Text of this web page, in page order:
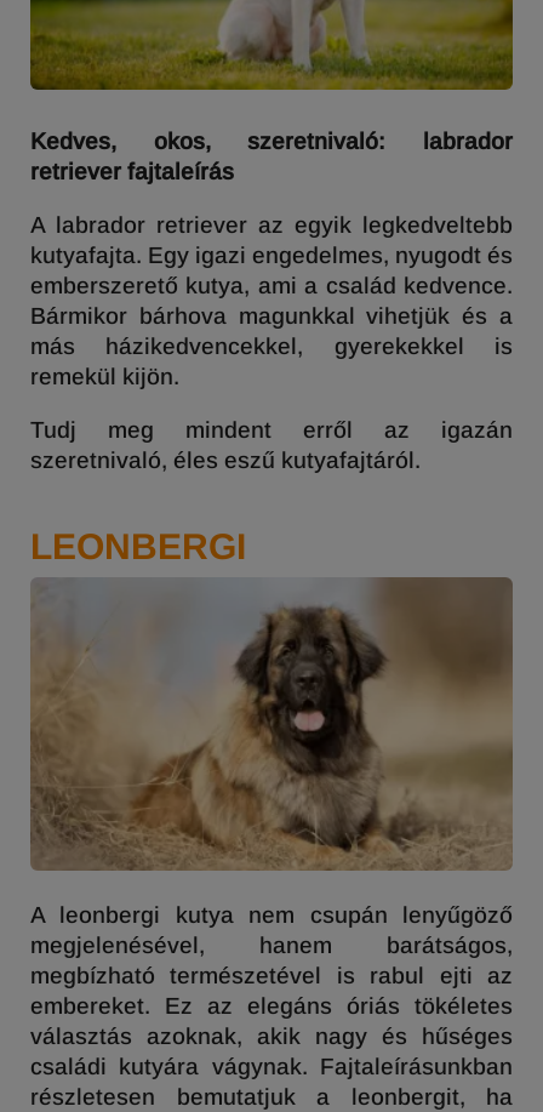
Kedves, okos, szeretnivaló: labrador
retriever fajtaleírás
A labrador retriever az egyik legkedveltebb
kutyafajta. Egy igazi engedelmes, nyugodt és
emberszerető kutya, ami a család kedvence.
Bármikor bárhova magunkkal vihetjük és a
más házikedvencekkel, gyerekekkel is
remekül kijön.
Tudj meg mindent erről az igazán
szeretnivaló, éles eszű kutyafajtáról.
LEONBERGI
A leonbergi kutya nem csupán lenyűgöző
megjelenésével, hanem barátságos,
megbízható természetével is rabul ejti az
embereket. Ez az elegáns óriás tökéletes
választás azoknak, akik nagy és hűséges
családi kutyára vágynak. Fajtaleírásunkban
részletesen bemutatjuk a leonbergit, ha